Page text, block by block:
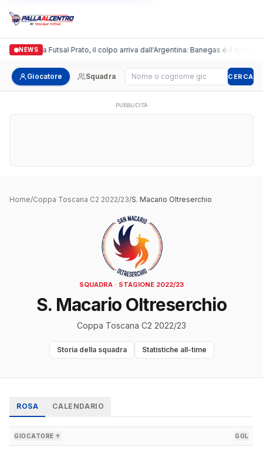
NEWS
Italgronda Futsal Prato, il colpo arriva dall'Argentina: Banegas è il nuovo
Giocatore Squadra Cerca giocatore CERCA
PUBBLICITÀ
Home/Coppa Toscana C2 2022/23/S. Macario Oltreserchio
SQUADRA · STAGIONE 2022/23
S. Macario Oltreserchio
Coppa Toscana C2 2022/23
Storia della squadra Statistiche all-time
ROSA CALENDARIO
GIOCATORE ↑ GOL